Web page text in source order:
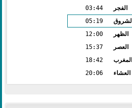
الفجر
03:44
الشروق
05:19
الظهر
12:00
العصر
15:37
المغرب
18:42
العشاء
20:06